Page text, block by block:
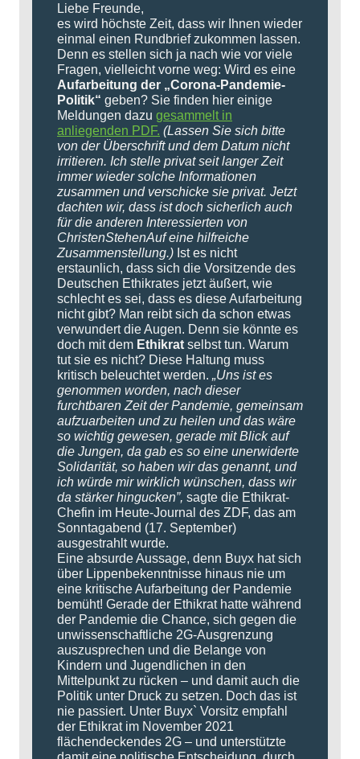
Liebe Freunde,
es wird höchste Zeit, dass wir Ihnen wieder
einmal einen Rundbrief zukommen lassen.
Denn es stellen sich ja nach wie vor viele
Fragen, vielleicht vorne weg: Wird es eine
Aufarbeitung der „Corona-Pandemie-
Politik“ geben? Sie finden hier einige
Meldungen dazu gesammelt in
anliegenden PDF. (Lassen Sie sich bitte
von der Überschrift und dem Datum nicht
irritieren. Ich stelle privat seit langer Zeit
immer wieder solche Informationen
zusammen und verschicke sie privat. Jetzt
dachten wir, dass ist doch sicherlich auch
für die anderen Interessierten von
ChristenStehenAuf eine hilfreiche
Zusammenstellung.) Ist es nicht
erstaunlich, dass sich die Vorsitzende des
Deutschen Ethikrates jetzt äußert, wie
schlecht es sei, dass es diese Aufarbeitung
nicht gibt? Man reibt sich da schon etwas
verwundert die Augen. Denn sie könnte es
doch mit dem Ethikrat selbst tun. Warum
tut sie es nicht? Diese Haltung muss
kritisch beleuchtet werden. „Uns ist es
genommen worden, nach dieser
furchtbaren Zeit der Pandemie, gemeinsam
aufzuarbeiten und zu heilen und das wäre
so wichtig gewesen, gerade mit Blick auf
die Jungen, da gab es so eine unerwiderte
Solidarität, so haben wir das genannt, und
ich würde mir wirklich wünschen, dass wir
da stärker hingucken”, sagte die Ethikrat-
Chefin im Heute-Journal des ZDF, das am
Sonntagabend (17. September)
ausgestrahlt wurde.
Eine absurde Aussage, denn Buyx hat sich
über Lippenbekenntnisse hinaus nie um
eine kritische Aufarbeitung der Pandemie
bemüht! Gerade der Ethikrat hatte während
der Pandemie die Chance, sich gegen die
unwissenschaftliche 2G-Ausgrenzung
auszusprechen und die Belange von
Kindern und Jugendlichen in den
Mittelpunkt zu rücken – und damit auch die
Politik unter Druck zu setzen. Doch das ist
nie passiert. Unter Buyx` Vorsitz empfahl
der Ethikrat im November 2021
flächendeckendes 2G – und unterstützte